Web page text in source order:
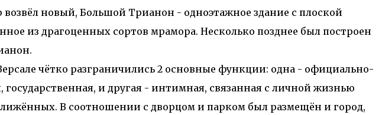
возвёл новый, Большой Трианон - одноэтажное здание с плоской
из драгоценных сортов мрамора. Несколько позднее был построен
чётко разграничились 2 основные функции: одна - официально-
государственная, и другая - интимная, связанная с личной жизнью
В соотношении с дворцом и парком был размещён и город,